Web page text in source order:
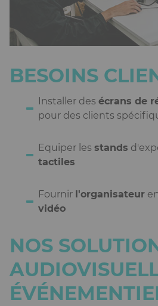
BESOINS
Installer des écrans de
pour des clients
Equiper les stands
tactiles
Fournir l'organisateur
vidéo
NOS